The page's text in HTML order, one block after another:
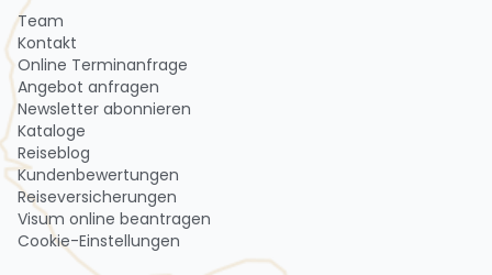
Team
Kontakt
Online Terminanfrage
Angebot anfragen
Newsletter abon­nie­ren
Kataloge
Reiseblog
Kundenbewertungen
Reiseversicherungen
Visum online beantragen
Cookie-Einstellungen